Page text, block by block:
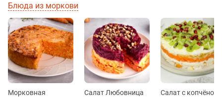
Блюда из моркови
Морковная
Салат Любовница
Салат с копчёной